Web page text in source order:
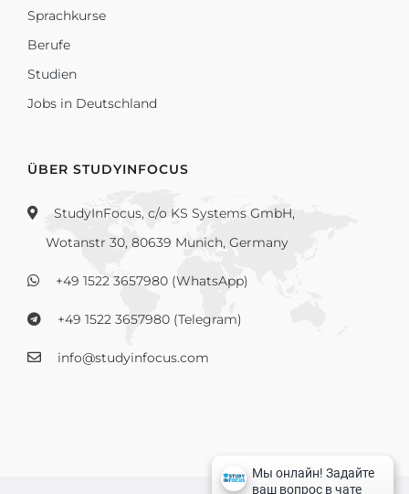
Sprachkurse
Berufe
Studien
Jobs in Deutschland
ÜBER STUDYINFOCUS
StudyInFocus, c/o KS Systems GmbH,
Wotanstr 30, 80639 Munich, Germany
+49 1522 3657980 (WhatsApp)
+49 1522 3657980 (Telegram)
info@studyinfocus.com